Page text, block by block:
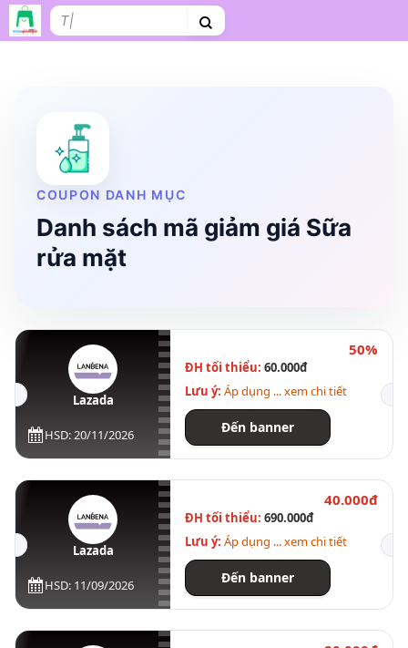
Bỏ
qua
Tìm
kiếm:
COUPON DANH MỤC
Danh sách mã giảm giá Sữa
rửa mặt
Lazada
HSD: 20/11/2026
50%
ĐH tối thiểu: 60.000đ
Lưu ý: Áp dụng ... xem chi tiết
Đến banner
Lazada
HSD: 11/09/2026
40.000đ
ĐH tối thiểu: 690.000đ
Lưu ý: Áp dụng ... xem chi tiết
Đến banner